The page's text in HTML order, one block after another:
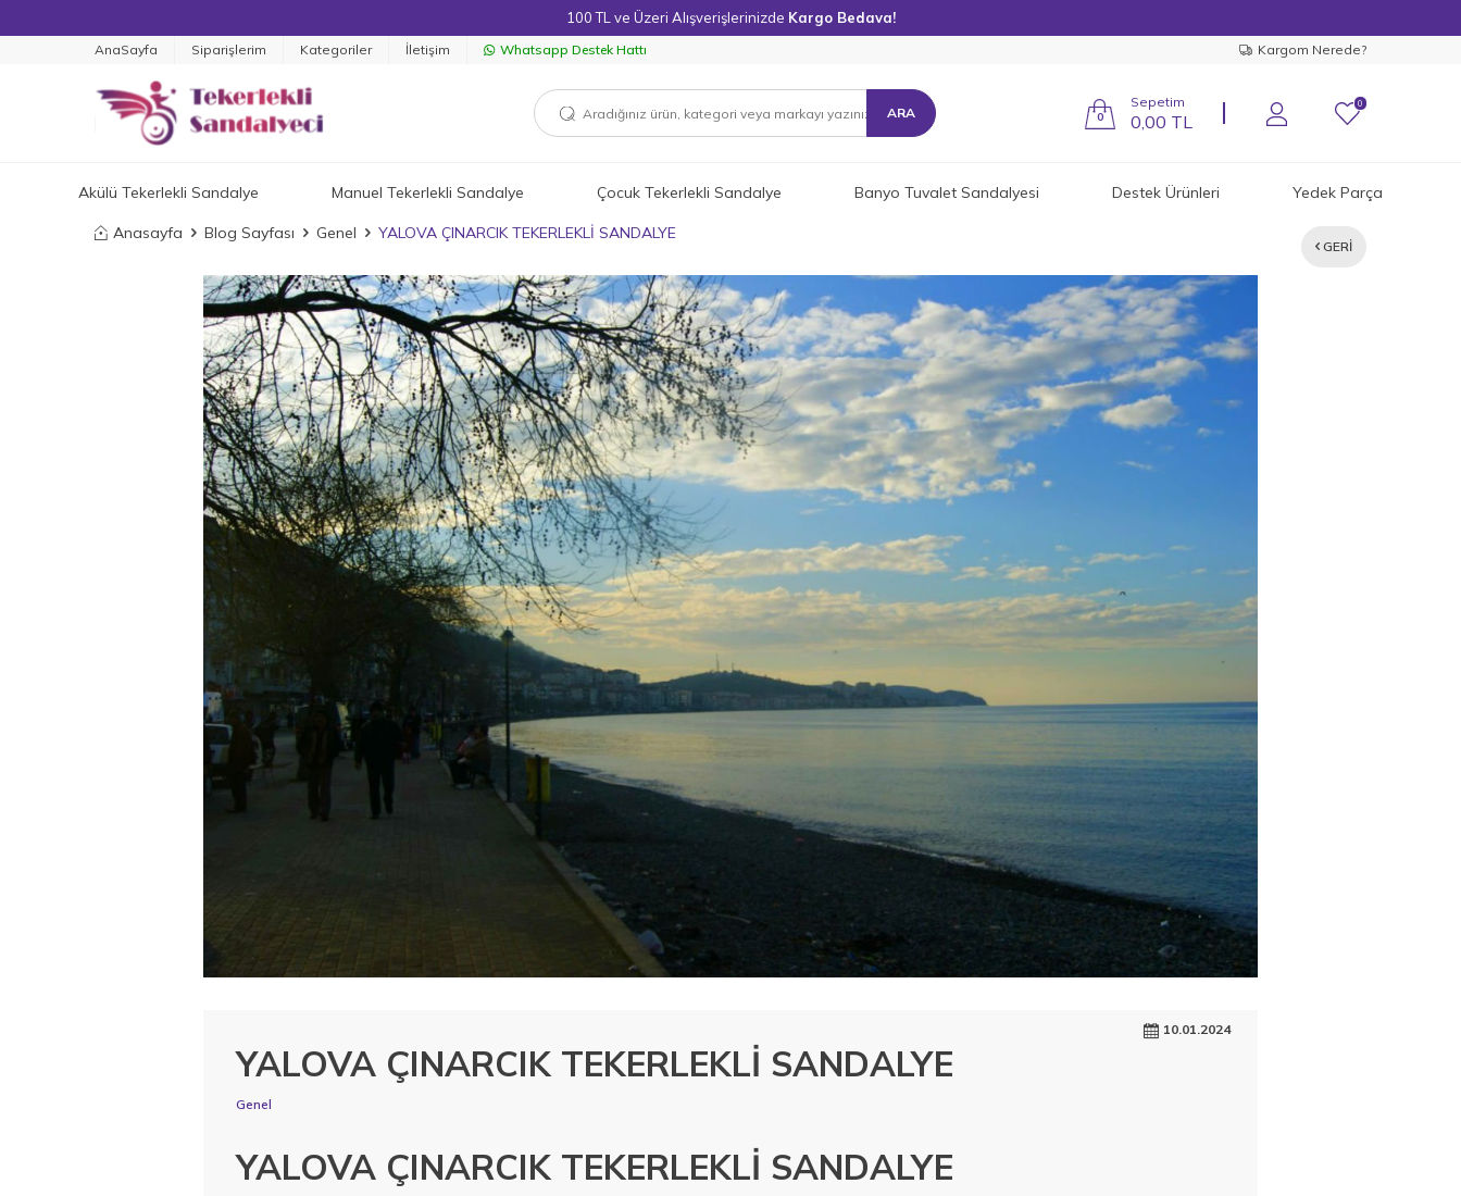
100 TL ve Üzeri Alışverişlerinizde Kargo Bedava!
AnaSayfa Siparişlerim Kategoriler İletişim Whatsapp Destek Hattı Kargom Nerede?
ARA 0
Sepetim
0,00 TL
0
Akülü Tekerlekli Sandalye Manuel Tekerlekli Sandalye Çocuk Tekerlekli Sandalye Banyo Tuvalet Sandalyesi Destek Ürünleri Yedek Parça
Anasayfa Blog Sayfası Genel YALOVA ÇINARCIK TEKERLEKLİ SANDALYE
GERI
10.01.2024
YALOVA ÇINARCIK TEKERLEKLİ SANDALYE
Genel
YALOVA ÇINARCIK TEKERLEKLİ SANDALYE